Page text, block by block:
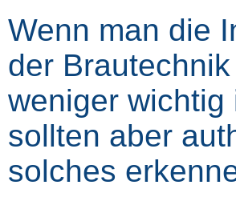
Wenn man die
der
weniger wichtig
sollten aber
solches